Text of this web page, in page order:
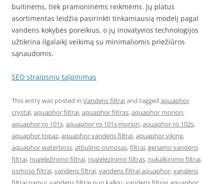
buitinėms, tiek pramoninėms reikmėms. Jų platus
asortimentas leidžia pasirinkti tinkamiausią modelį pagal
vandens kokybės poreikius, o jų inovatyvios technologijos
užtikrina ilgalaikį veikimą su minimaliomis priežiūros
sąnaudomis.
SEO straipsnių talpinimas
This entry was posted in Vandens filtraiand tagged aquaphor
crystal,aquaphor filtrai,aquaphor filtras,aquaphor morion,
aquaphor ro 101s,aquaphor ro 101s morion,aquaphor ro 102s,
aquaphor topaz,aquaphor vandens filtrai,aquaphor viking,
aquaphor waterboss,atbulinis osmosas,filtrai,geriamo vandens
filtrai, nugeležinimo filtrai, nugelezinimo filtras, nukalkinimo filtrai,
osmoso filtrai,vandens filtrai,vandens filtrai aquaphor,vandens